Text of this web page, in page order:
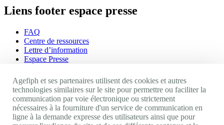
Liens footer espace presse
FAQ
Centre de ressources
Lettre d’information
Espace Presse
Appels d'offres
CGU
Mentions légales
Politique cookies
Accessibilité : non conforme
Agefiph et ses partenaires utilisent des cookies et autres
technologies similaires sur le site pour permettre ou faciliter la
communication par voie électronique ou strictement
nécessaires à la fourniture d'un service de communication en
ligne à la demande expresse des utilisateurs ainsi que pour